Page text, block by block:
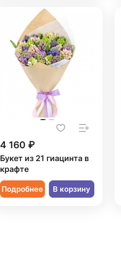
4 160 ₽
Букет из 21 гиацинта в
крафте
Подробнее В корзину